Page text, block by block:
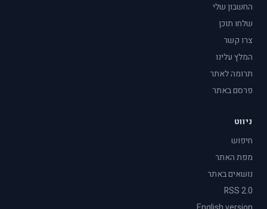
החשבון שלי
שלחו תוכן
צרו קשר
המלץ עלינו
תרומה לאתר
פרסם באתר
ניווט
חיפוש
מפת האתר
נושאים באתר
RSS 2.0